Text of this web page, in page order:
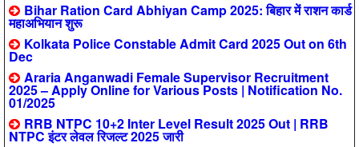
Bihar Ration Card Abhiyan Camp 2025: बिहार में राशन कार्ड
महाअभियान शुरू
Kolkata Police Constable Admit Card 2025 Out on 6th
Dec
Araria Anganwadi Female Supervisor Recruitment
2025 – Apply Online for Various Posts | Notification No.
01/2025
RRB NTPC 10+2 Inter Level Result 2025 Out | RRB
NTPC इंटर लेवल रिजल्ट 2025 जारी